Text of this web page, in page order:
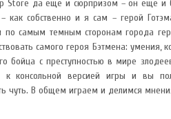
Store да еще и сюрпризом – он еще и
собственно и я сам – герой
по самым темным сторонам города
самого героя Бэтмена:
бойца с преступностью в мире
к консольной версией игры и вы
чуть. В общем играем и делимся